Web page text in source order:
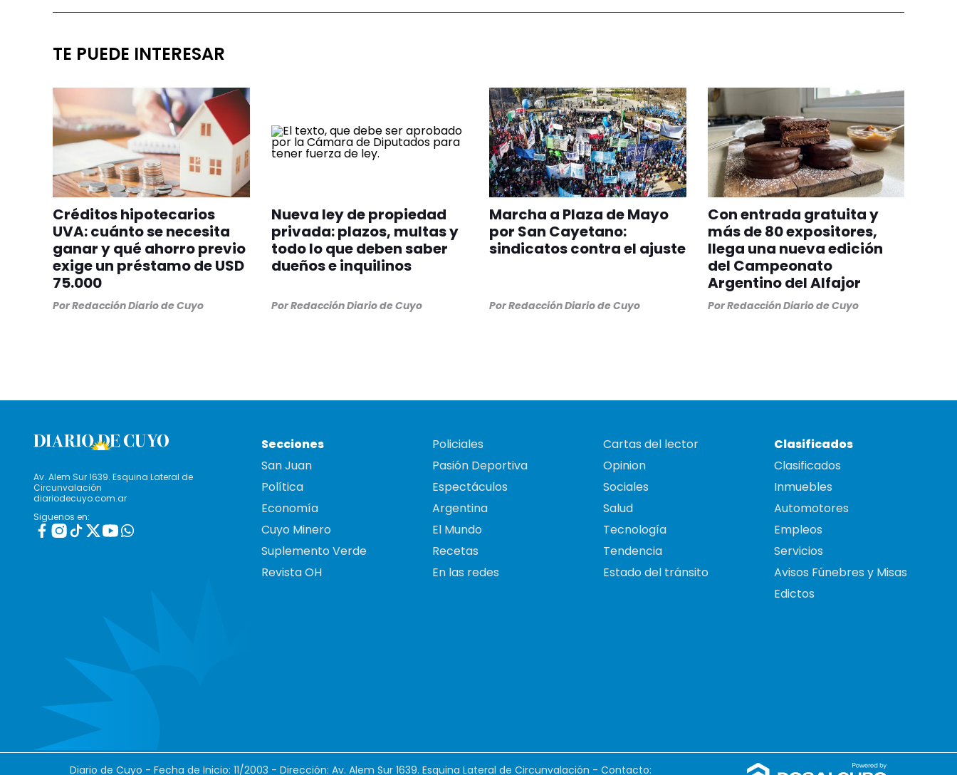
TE PUEDE INTERESAR
Créditos hipotecarios
UVA: cuánto se necesita
ganar y qué ahorro previo
exige un préstamo de USD
75.000
PorRedacción Diario de Cuyo
Nueva ley de propiedad
privada: plazos, multas y
todo lo que deben saber
dueños e inquilinos
PorRedacción Diario de Cuyo
Marcha a Plaza de Mayo
por San Cayetano:
sindicatos contra el ajuste
PorRedacción Diario de Cuyo
Con entrada gratuita y
más de 80 expositores,
llega una nueva edición
del Campeonato
Argentino del Alfajor
PorRedacción Diario de Cuyo
Av. Alem Sur 1639. Esquina Lateral de
Circunvalación
diariodecuyo.com.ar
Siguenos en:
Secciones
San Juan
Política
Economía
Cuyo Minero
Suplemento Verde
Revista OH
Policiales
Pasión Deportiva
Espectáculos
Argentina
El Mundo
Recetas
En las redes
Cartas del lector
Opinion
Sociales
Salud
Tecnología
Tendencia
Estado del tránsito
Clasificados
Clasificados
Inmuebles
Automotores
Empleos
Servicios
Avisos Fúnebres y Misas
Edictos
Diario de Cuyo - Fecha de Inicio: 11/2003 - Dirección: Av. Alem Sur 1639. Esquina Lateral de Circunvalación - Contacto: